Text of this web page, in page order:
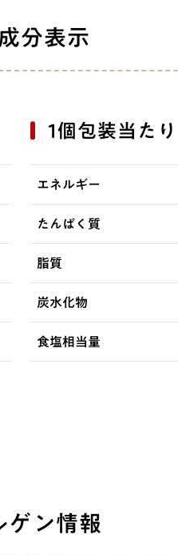
分表示
1個包装当たり
エネルギー
たんぱく質
脂質
炭水化物
食塩相当量
ゲン情報